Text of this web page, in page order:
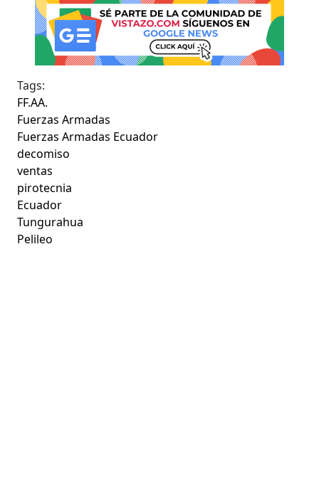
Tags:
FF.AA.
Fuerzas Armadas
Fuerzas Armadas Ecuador
decomiso
ventas
pirotecnia
Ecuador
Tungurahua
Pelileo